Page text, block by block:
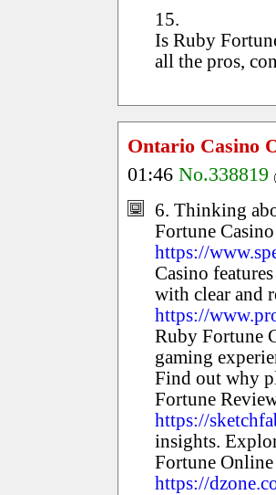
15.
Is Ruby
all the pros,
Ontario Casino
01:46 No.338819
6. Thinking
Fortune
https://
Casino
with clear and
https://
Ruby Fortune
gaming
Find out why
Fortune
https://
insights.
Fortune
https://